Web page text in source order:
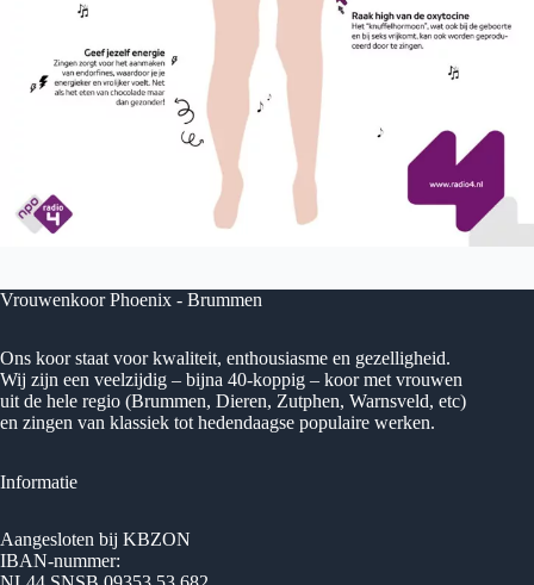
Vrouwenkoor Phoenix - Brummen
Ons koor staat voor kwaliteit, enthousiasme en gezelligheid.
Wij zijn een veelzijdig – bijna 40-koppig – koor met vrouwen
uit de hele regio (Brummen, Dieren, Zutphen, Warnsveld, etc)
en zingen van klassiek tot hedendaagse populaire werken.
Informatie
Aangesloten bij KBZON
IBAN-nummer: